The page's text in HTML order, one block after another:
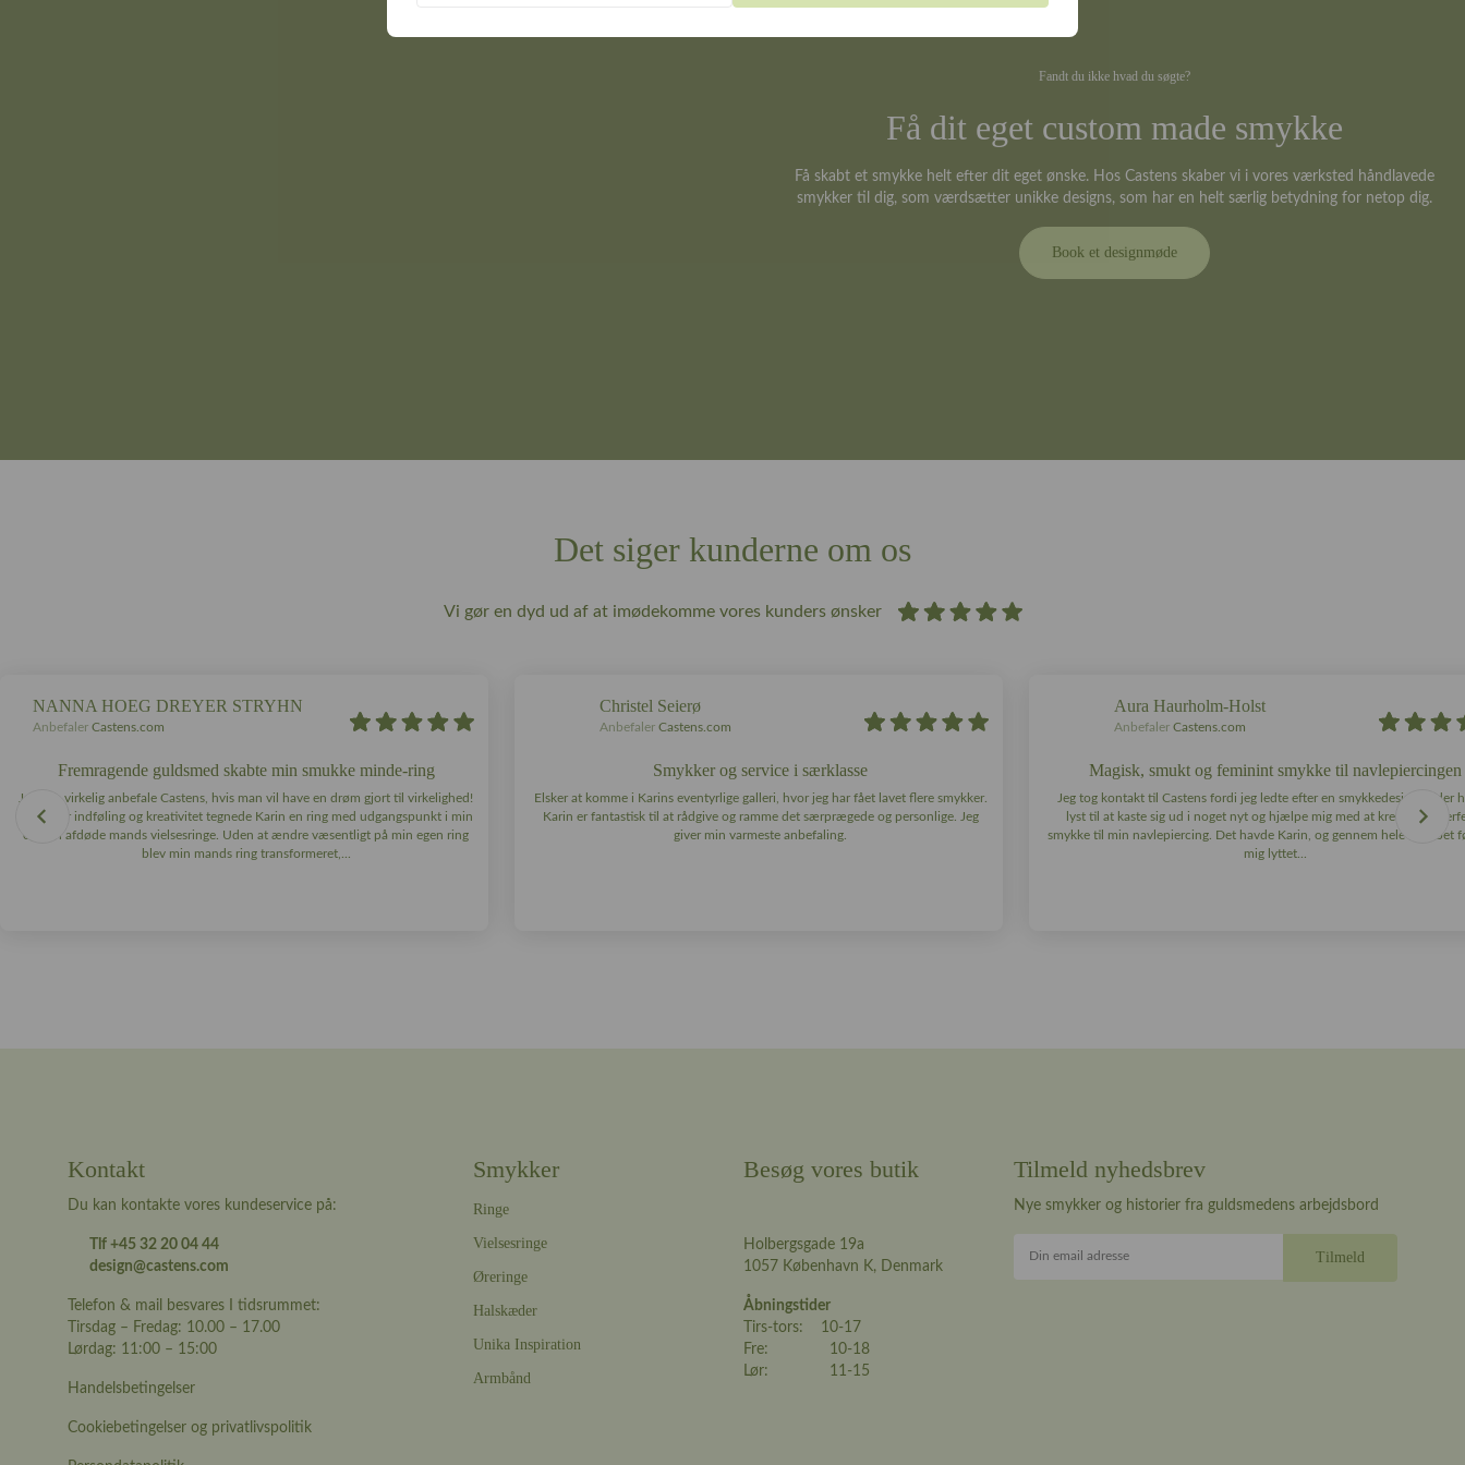
Fandt du ikke hvad du søgte?
Få dit eget custom made smykke
Få skabt et smykke helt efter dit eget ønske. Hos Castens skaber vi i vores værksted håndlavede
smykker til dig, som værdsætter unikke designs, som har en helt særlig betydning for netop dig.
Book et designmøde
Det siger kunderne om os
Vi gør en dyd ud af at imødekomme vores kunders ønsker
NANNA HOEG DREYER STRYHN
Anbefaler Castens.com
Fremragende guldsmed skabte min smukke minde-ring
Jeg kan virkelig anbefale Castens, hvis man vil have en drøm gjort til virkelighed!
Med stor indføling og kreativitet tegnede Karin en ring med udgangspunkt i min
og min afdøde mands vielsesringe. Uden at ændre væsentligt på min egen ring
blev min mands ring transformeret,...
Christel Seierø
Anbefaler Castens.com
Smykker og service i særklasse
Elsker at komme i Karins eventyrlige galleri, hvor jeg har fået lavet flere smykker.
Karin er fantastisk til at rådgive og ramme det særprægede og personlige. Jeg
giver min varmeste anbefaling.
Aura Haurholm-Holst
Anbefaler Castens.com
Magisk, smukt og feminint smykke til navlepiercingen
Jeg tog kontakt til Castens fordi jeg ledte efter en smykkedesigner, der
lyst til at kaste sig ud i noget nyt og hjælpe mig med at kreere det
smykke til min navlepiercing. Det havde Karin, og gennem hele forløbet
mig lyttet...
Kontakt
Du kan kontakte vores kundeservice på:
Tlf +45 32 20 04 44
design@castens.com
Telefon & mail besvares I tidsrummet:
Tirsdag – Fredag: 10.00 – 17.00
Lørdag: 11:00 – 15:00
Handelsbetingelser
Cookiebetingelser og privatlivspolitik
Smykker
Ringe
Vielsesringe
Øreringe
Halskæder
Unika Inspiration
Armbånd
Besøg vores butik
Holbergsgade 19a
1057 København K, Denmark
Åbningstider
Tirs-tors: 10-17
Fre: 10-18
Lør: 11-15
Tilmeld nyhedsbrev
Nye smykker og historier fra guldsmedens arbejdsbord
Din email adresse